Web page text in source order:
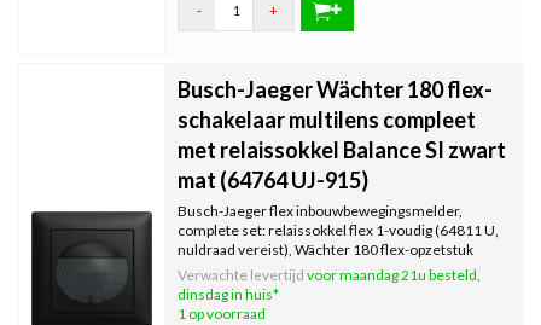
- +
Busch-Jaeger Wächter 180 flex-
schakelaar multilens compleet
met relaissokkel Balance SI zwart
mat (64764 UJ-915)
Busch-Jaeger flex inbouwbewegingsmelder,
complete set: relaissokkel flex 1-voudig (64811 U,
nuldraad vereist), Wächter 180 flex-opzetstuk
multilens (64764-915) en afdekraam 1721-915.
Geschikt voor LED-belasting, maximaal 300 W.
Verwachte levertijd voor maandag 21u besteld,
dinsdag in huis*
1 op voorraad